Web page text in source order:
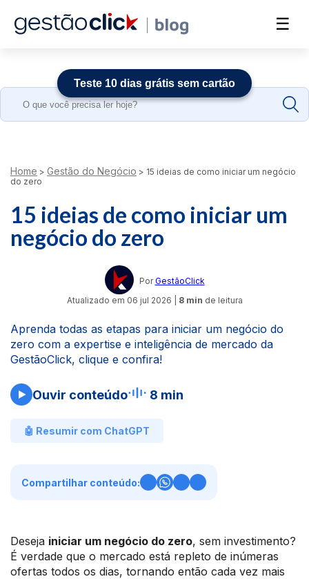
☰
Search
Home > Gestão do Negócio > 15 ideias de como iniciar um negócio
do zero
15 ideias de como iniciar um
negócio do zero
Por GestãoClick
Atualizado em 06 jul 2026 8 min de leitura
Aprenda todas as etapas para iniciar um negócio do
zero com a expertise e inteligência de mercado da
GestãoClick, clique e confira!
Ouvir conteúdo 8 min
🤖 Resumir com ChatGPT
Compartilhar conteúdo:
Deseja iniciar um negócio do zero, sem investimento?
É verdade que o mercado está repleto de inúmeras
ofertas todos os dias, tornando então cada vez mais
Teste 10 dias grátis sem cartão